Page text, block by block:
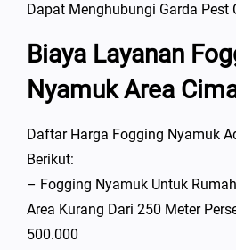
Dapat Menghubungi Garda Pest
Biaya Layanan
Nyamuk Area
Daftar Harga Fogging Nyamuk
Berikut:
– Fogging Nyamuk Untuk
Area Kurang Dari 250 Meter
500.000